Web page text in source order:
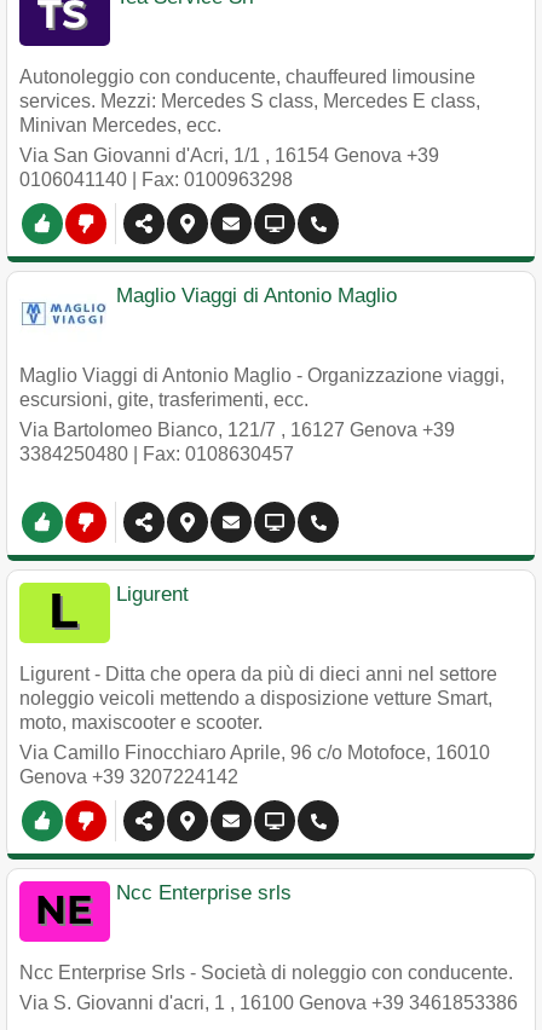
Autonoleggio con conducente, chauffeured limousine
services. Mezzi: Mercedes S class, Mercedes E class,
Minivan Mercedes, ecc.
Via San Giovanni d'Acri, 1/1 , 16154 Genova +39
0106041140 | Fax: 0100963298
Maglio Viaggi di Antonio Maglio
Maglio Viaggi di Antonio Maglio - Organizzazione viaggi,
escursioni, gite, trasferimenti, ecc.
Via Bartolomeo Bianco, 121/7 , 16127 Genova +39
3384250480 | Fax: 0108630457
Ligurent
Ligurent - Ditta che opera da più di dieci anni nel settore
noleggio veicoli mettendo a disposizione vetture Smart,
moto, maxiscooter e scooter.
Via Camillo Finocchiaro Aprile, 96 c/o Motofoce, 16010
Genova +39 3207224142
Ncc Enterprise srls
Ncc Enterprise Srls - Società di noleggio con conducente.
Via S. Giovanni d'acri, 1 , 16100 Genova +39 3461853386